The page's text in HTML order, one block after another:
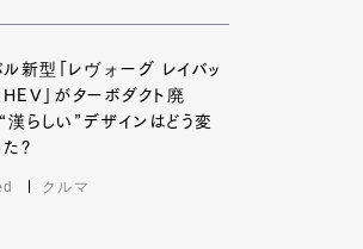
ル新型「レヴォーグ レイバッ
」がターボダクト廃
“漢らしい”デザインはどう変
た?
クルマ